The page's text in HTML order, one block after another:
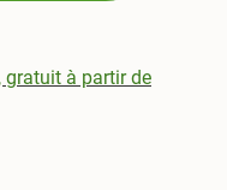
, gratuit à partir de